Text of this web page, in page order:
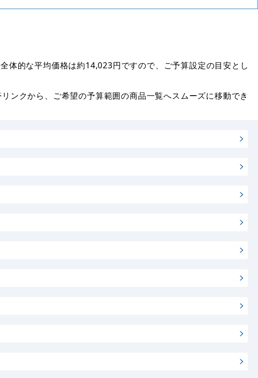
体的な平均価格は約14,023円ですので、ご予算設定の目安とし
ンクから、ご希望の予算範囲の商品一覧へスムーズに移動でき